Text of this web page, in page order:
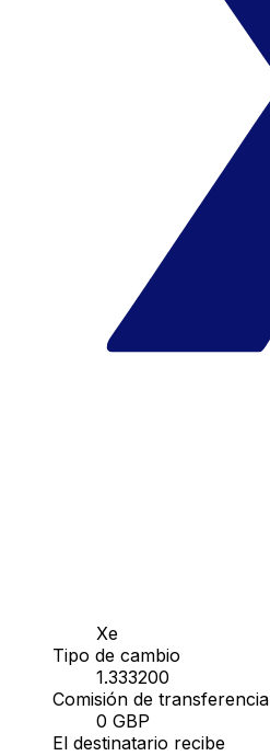
Xe
Tipo de cambio
1.333200
Comisión de transferencia
0 GBP
El destinatario recibe